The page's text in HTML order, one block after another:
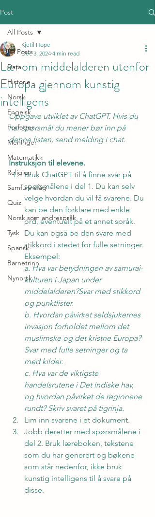
Post
All Posts
Data
Historie
Norsk
Engelsk
Forfatter
Meninger
Matematikk
Religion
Samfunnsfag
Quiz
Norsk som andrespråk
Tysk
Spansk
Barnetrinn
Nynorsk
All Posts
Lær om middelalderen utenfor
Europa gjennom kunstig
intelligens
Kjetil Hope
Dec 3, 2024 4 min read
Oppgave utviklet av ChatGPT. Hvis du
har spørsmål du mener bør inn på
denne listen, send melding i chat.
Instruksjon til elevene.
Bruk ChatGPT til å finne svar på
spørsmålene i del 1. Du kan selv
velge hvordan du vil få svarene. Du
kan be den forklare med enkle
ord, eventuelt på et annet språk.
Du kan også be den svare med
stikkord i stedet for fulle setninger.
Eksempel:
a. Hva var betydningen av samurai-
kulturen i Japan under
middelalderen?Svar med stikkord
og punktlister.
b. Hvordan påvirket seldsjukernes
invasjon forholdet mellom det
muslimske og det kristne Europa?
Svar med fulle setninger og ta
med kilder.
c. Hva var de viktigste
handelsrutene i Det indiske hav,
og hvordan påvirket de regionene
rundt? Skriv svaret på tigrinja.
Lim inn svarene i et dokument.
Jobb deretter med spørsmålene i
del 2. Bruk læreboken, tekstene
som du har generert og bøkene
som står nedenfor, ikke bruk
kunstig intelligens til å svare på
disse.